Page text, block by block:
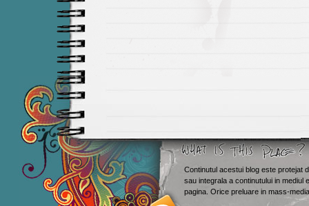
Continutul acestui blog este protejat
sau integrala a continutului in
pagina. Orice preluare in mass-
Smashing